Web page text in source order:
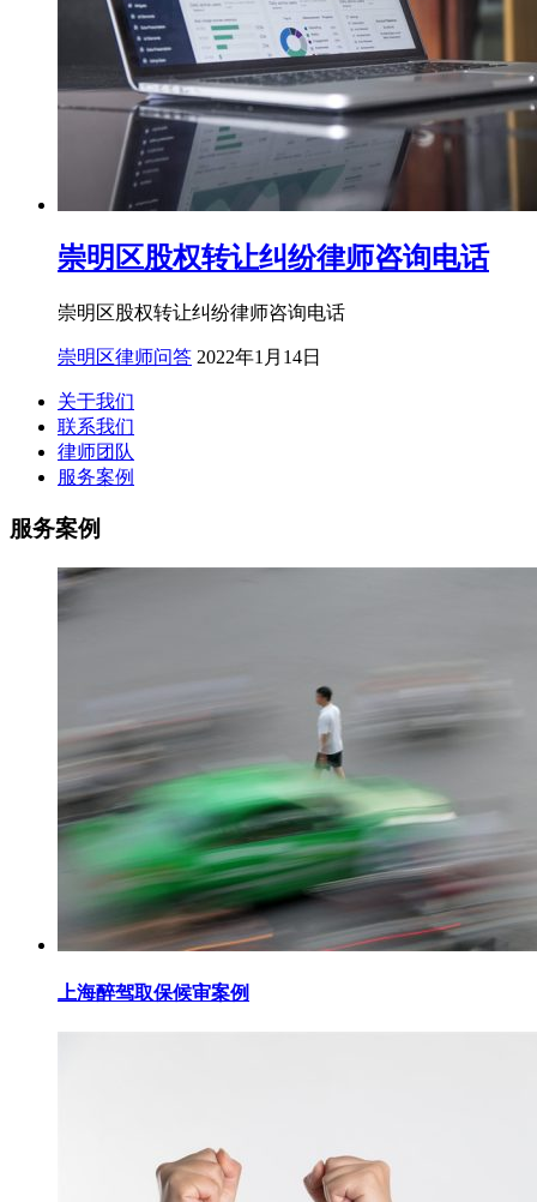
崇明区股权转让纠纷律师咨询电话
崇明区股权转让纠纷律师咨询电话
崇明区律师问答 2022年1月14日
关于我们
联系我们
律师团队
服务案例
服务案例
上海醉驾取保候审案例